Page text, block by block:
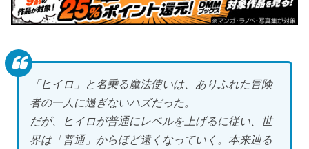
「ヒイロ」と名乗る魔法使いは、ありふれた冒険
者の一人に過ぎないハズだった。
だが、ヒイロが普通にレベルを上げるに従い、世
界は「普通」からほど遠くなっていく。本来辿る